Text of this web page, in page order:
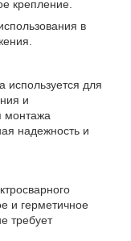
крепление.
в
для
и
монтажа
надежность и
и герметичное
требует